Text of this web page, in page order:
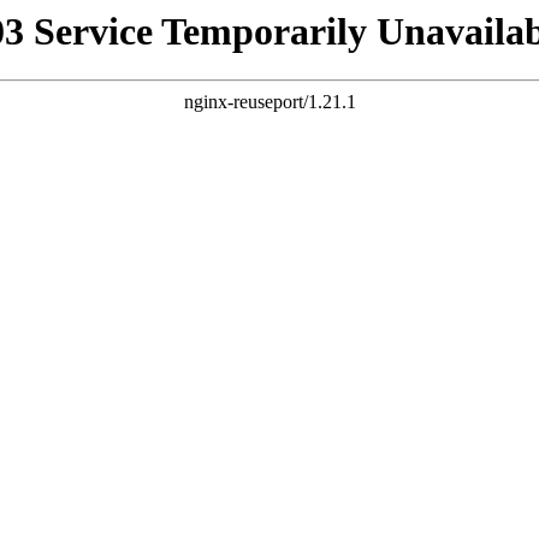
Service Temporarily
nginx-reuseport/1.21.1